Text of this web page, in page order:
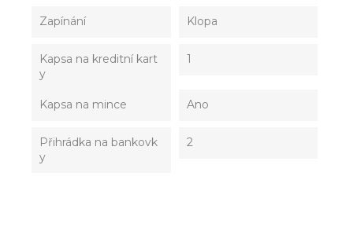
Zapínání Klopa
Kapsa na kreditní kart
y
1
Kapsa na mince Ano
Přihrádka na bankovk
y
2